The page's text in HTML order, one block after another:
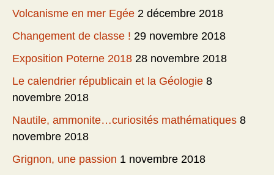
Volcanisme en mer Egée 2 décembre 2018
Changement de classe ! 29 novembre 2018
Exposition Poterne 2018 28 novembre 2018
Le calendrier républicain et la Géologie 8
novembre 2018
Nautile, ammonite…curiosités mathématiques 8
novembre 2018
Grignon, une passion 1 novembre 2018